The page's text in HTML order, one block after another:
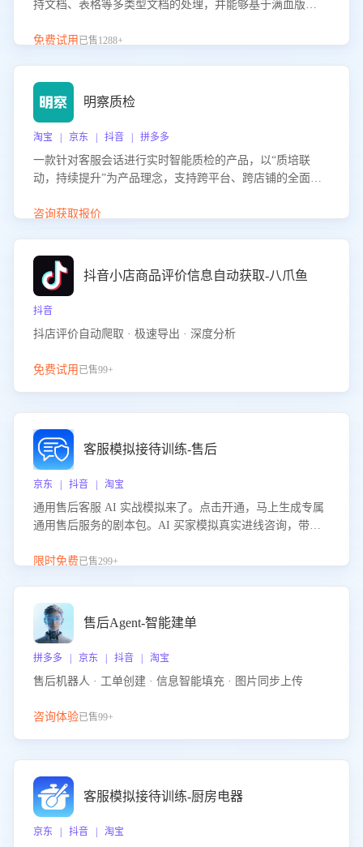
持文档、表格等多类型文档的处理，并能够基于满血版
识支持，帮助用户高效管理和利用知识资源。通过该产品，
免费试用 已售1288+
明察质检
淘宝 | 京东 | 抖音 | 拼多多
一款针对客服会话进行实时智能质检的产品，以“质培联
动，持续提升”为产品理念，支持跨平台、跨店铺的全面、
升客服团队的销服能力。
咨询获取报价
抖音小店商品评价信息自动获取-八爪鱼
抖音
抖店评价自动爬取 · 极速导出 · 深度分析
免费试用 已售99+
客服模拟接待训练-售后
京东 | 抖音 | 淘宝
通用售后客服 AI 实战模拟来了。点击开通，马上生成专属
通用售后服务的剧本包。AI 买家模拟真实进线咨询，带您
的应对要点，轻松提升服务能力。
限时免费已售299+
售后Agent-智能建单
拼多多 | 京东 | 抖音 | 淘宝
售后机器人 · 工单创建 · 信息智能填充 · 图片同步上传
咨询体验已售99+
客服模拟接待训练-厨房电器
京东 | 抖音 | 淘宝